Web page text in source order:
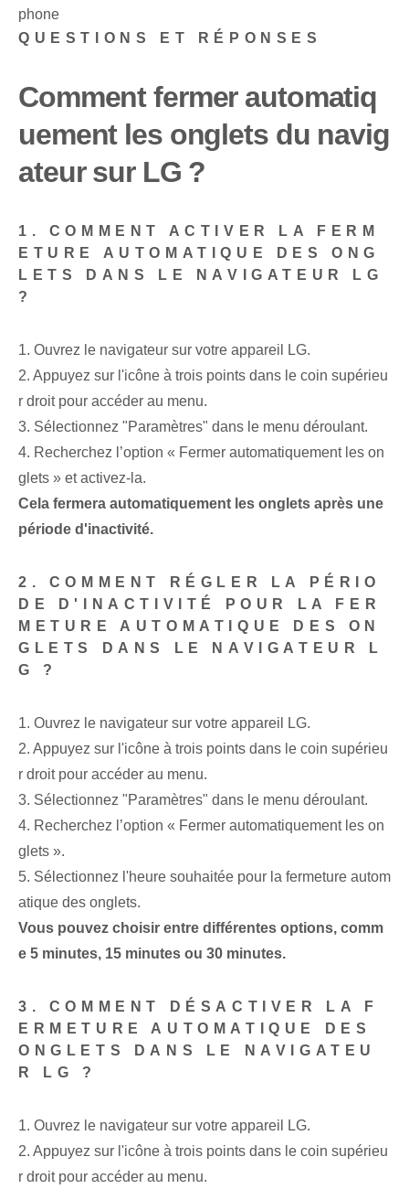
phone
QUESTIONS ET RÉPONSES
Comment fermer automatiq
uement les onglets du navig
ateur sur LG ?
1. COMMENT ACTIVER LA FERM
ETURE AUTOMATIQUE DES ONG
LETS DANS LE NAVIGATEUR LG
?
1. Ouvrez le navigateur sur votre appareil LG.
2. Appuyez sur l'icône à trois points dans le coin supérieu
r droit pour accéder au menu.
3. Sélectionnez "Paramètres" dans le menu déroulant.
4. Recherchez l’option « Fermer automatiquement les on
glets » et activez-la.
Cela fermera automatiquement les onglets après une
période d'inactivité.
2. COMMENT RÉGLER LA PÉRIO
DE D'INACTIVITÉ POUR LA FER
METURE AUTOMATIQUE DES ON
GLETS DANS LE NAVIGATEUR L
G ?
1. Ouvrez le navigateur sur votre appareil LG.
2. Appuyez sur l'icône à trois points dans le coin supérieu
r droit pour accéder au menu.
3. Sélectionnez "Paramètres" dans le menu déroulant.
4. Recherchez l’option « Fermer automatiquement les on
glets ».
5. Sélectionnez l'heure souhaitée pour la fermeture autom
atique des onglets.
Vous pouvez choisir entre différentes options, comm
e 5 minutes, 15 minutes ou 30 minutes.
3. COMMENT DÉSACTIVER LA F
ERMETURE AUTOMATIQUE DES
ONGLETS DANS LE NAVIGATEU
R LG ?
1. Ouvrez le navigateur sur votre appareil LG.
2. Appuyez sur l'icône à trois points dans le coin supérieu
r droit pour accéder au menu.